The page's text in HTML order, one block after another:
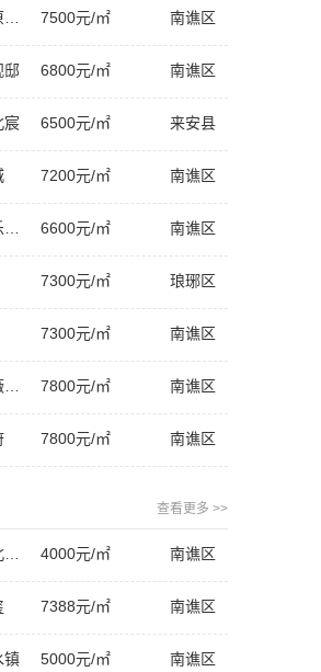
7500元/㎡ 南谯区
邸 6800元/㎡ 南谯区
宸 6500元/㎡ 来安县
7200元/㎡ 南谯区
6600元/㎡ 南谯区
7300元/㎡ 琅琊区
7300元/㎡ 南谯区
7800元/㎡ 南谯区
7800元/㎡ 南谯区
查看更多 >>
4000元/㎡ 南谯区
7388元/㎡ 南谯区
镇 5000元/㎡ 南谯区